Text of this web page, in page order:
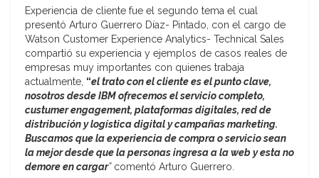
Experiencia de cliente fue el segundo tema el cual
presentó Arturo Guerrero Díaz- Pintado, con el cargo de
Watson Customer Experience Analytics- Technical Sales
compartió su experiencia y ejemplos de casos reales de
empresas muy importantes con quienes trabaja
actualmente, “el trato con el cliente es el punto clave,
nosotros desde IBM ofrecemos el servicio completo,
custumer engagement, plataformas digitales, red de
distribución y logística digital y campañas marketing.
Buscamos que la experiencia de compra o servicio sean
la mejor desde que la personas ingresa a la web y esta no
demore en cargar”comentó Arturo Guerrero.